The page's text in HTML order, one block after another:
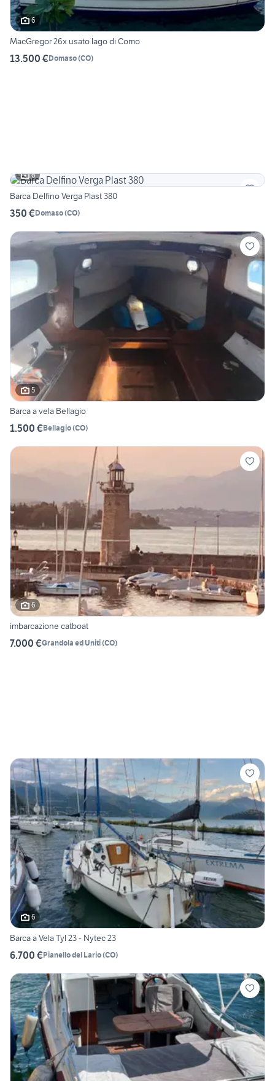
6
MacGregor 26x usato lago di Como
13.500 €Domaso(CO)
6
Barca Delfino Verga Plast 380
350 €Domaso(CO)
5
Barca a vela Bellagio
1.500 €Bellagio(CO)
6
imbarcazione catboat
7.000 €Grandola ed Uniti(CO)
6
Barca a Vela Tyl 23 - Nytec 23
6.700 €Pianello del Lario(CO)